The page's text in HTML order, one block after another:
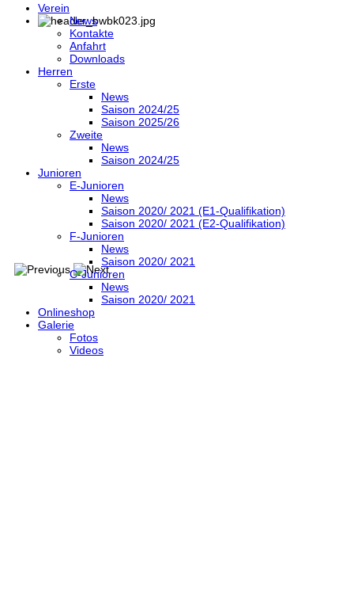
Verein
News
Kontakte
Anfahrt
Downloads
Herren
Erste
News
Saison 2024/25
Saison 2025/26
Zweite
News
Saison 2024/25
Junioren
E-Junioren
News
Saison 2020/ 2021 (E1-Qualifikation)
Saison 2020/ 2021 (E2-Qualifikation)
F-Junioren
News
Saison 2020/ 2021
C-Junioren
News
Saison 2020/ 2021
Onlineshop
Galerie
Fotos
Videos